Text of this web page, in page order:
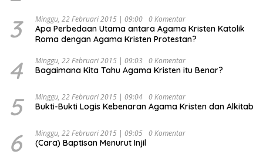
3 Minggu, 22 Februari 2015 | 09:00 0 Komentar
Apa Perbedaan Utama antara Agama Kristen Katolik
Roma dengan Agama Kristen Protestan?
4 Minggu, 22 Februari 2015 | 09:03 0 Komentar
Bagaimana Kita Tahu Agama Kristen itu Benar?
5 Minggu, 22 Februari 2015 | 09:04 0 Komentar
Bukti-Bukti Logis Kebenaran Agama Kristen dan Alkitab
6 Minggu, 22 Februari 2015 | 09:05 0 Komentar
(Cara) Baptisan Menurut Injil